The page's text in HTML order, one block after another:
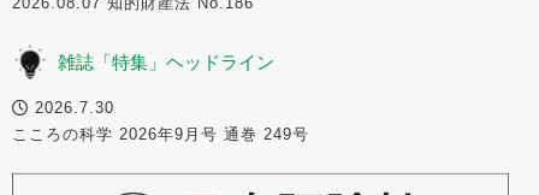
雑誌「特集」ヘッドライン
2026.7.30
こころの科学 2026年9月号 通巻 249号